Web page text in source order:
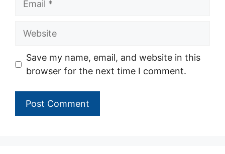
Website
Save my name, email, and website in this
browser for the next time I comment.